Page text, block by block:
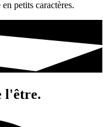
petits caractères.
l'être.